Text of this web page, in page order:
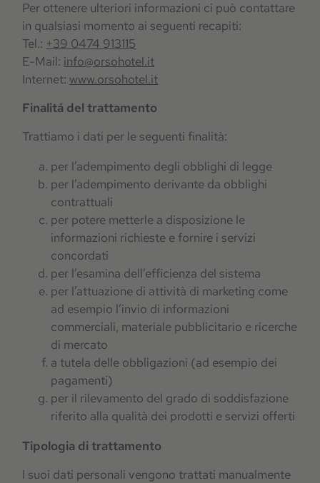
Per ottenere ulteriori informazioni ci può contattare
in qualsiasi momento ai seguenti recapiti:
Tel.: +39 0474 913115
E-Mail: info@orsohotel.it
Internet: www.orsohotel.it
Finalitá del trattamento
Trattiamo i dati per le seguenti finalità:
per l’adempimento degli obblighi di legge
per l’adempimento derivante da obblighi
contrattuali
per potere metterle a disposizione le
informazioni richieste e fornire i servizi
concordati
per l’esamina dell’efficienza del sistema
per l’attuazione di attività di marketing come
ad esempio l’invio di informazioni
commerciali, materiale pubblicitario e ricerche
di mercato
a tutela delle obbligazioni (ad esempio dei
pagamenti)
per il rilevamento del grado di soddisfazione
riferito alla qualità dei prodotti e servizi offerti
Tipologia di trattamento
I suoi dati personali vengono trattati manualmente